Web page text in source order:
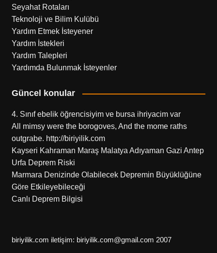
Seyahat Rotaları
Teknoloji ve Bilim Kulübü
Yardım Etmek İsteyener
Yardım İstekleri
Yardım Talepleri
Yardımda Bulunmak İsteyenler
Güncel konular
4. Sınıf ebelik öğrencisiyim ve bursa ihriyacim var
All mimsy were the borogoves, And the mome raths
outgrabe. http://biriyilik.com
Kayseri Kahraman Maraş Malatya Adıyaman Gazi Antep
Urfa Deprem Riski
Marmara Denizinde Olabilecek Depremin Büyüklüğüne
Göre Etkileyebileceği
Canlı Deprem Bilgisi
biriyilik.com iletişim: biriyilik.com@gmail.com 2007